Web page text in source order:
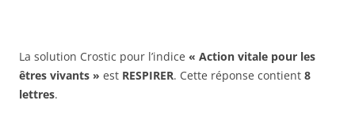
La solution Crostic pour l’indice « Action vitale pour les
êtres vivants » est RESPIRER. Cette réponse contient 8
lettres.